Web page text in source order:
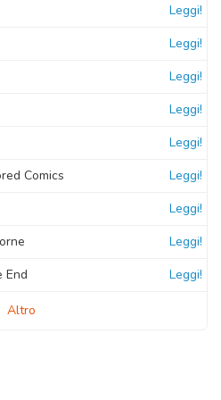
Leggi!
Leggi!
Leggi!
Leggi!
Leggi!
Comics Leggi!
Leggi!
Leggi!
End Leggi!
Altro